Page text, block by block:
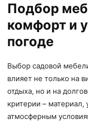
Подбор
комфорт и
погоде
Выбор садовой
влияет не только на
отдыха, но и на
критерии – материал,
атмосферным